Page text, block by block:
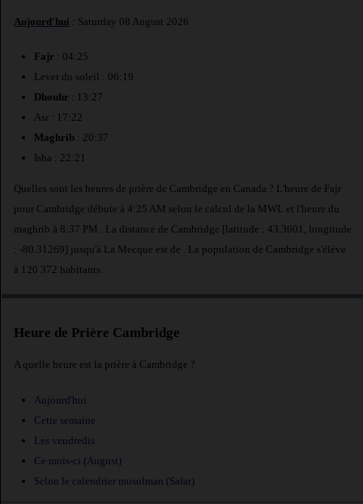
Aujourd'hui : Saturday 08 August 2026
Fajr : 04:25
Lever du soleil : 06:19
Dhouhr : 13:27
Asr : 17:22
Maghrib : 20:37
Isha : 22:21
Quelles sont les heures de prière de Cambridge en Canada ? L'heure de Fajr
pour Cambridge débute à 4:25 AM selon le calcul de la MWL et l'heure du
maghrib à 8:37 PM . La distance de Cambridge [latitude : 43.3601, longitude
: -80.31269] jusqu'à La Mecque est de . La population de Cambridge s'élève
à 120 372 habitants.
Heure de Prière Cambridge
A quelle heure est la prière à Cambridge ?
Aujourd'hui
Cette semaine
Les vendredis
Ce mois-ci (August)
Selon le calendrier musulman (Safar)